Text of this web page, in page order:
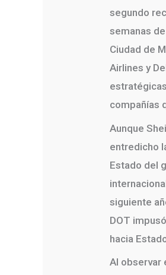
segundo
semanas
Ciudad de
Airlines y
compañías
Aunque
entredicho
Estado del
siguiente
DOT
hacia
Al observar